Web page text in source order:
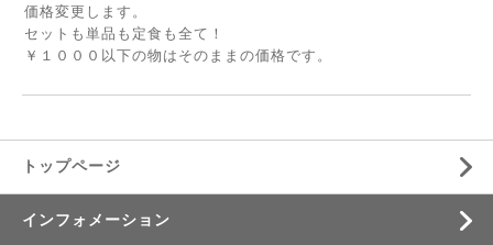
価格変更します。
セットも単品も定食も全て！
￥１０００以下の物はそのままの価格です。
トップページ
インフォメーション